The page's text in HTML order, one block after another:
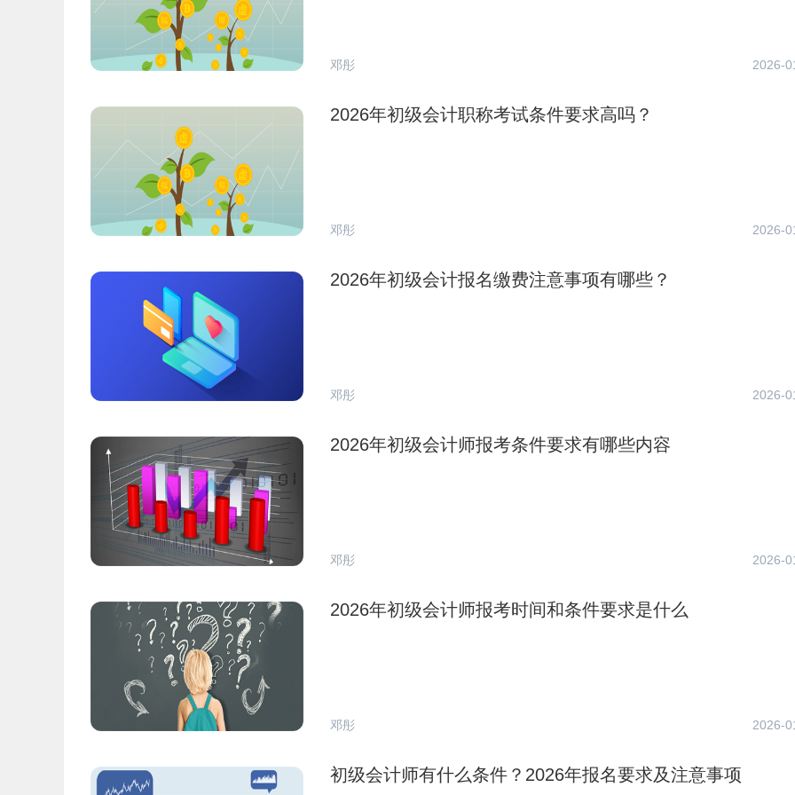
邓彤 2026-
2026年初级会计职称考试条件要求高吗？
邓彤 2026-
2026年初级会计报名缴费注意事项有哪些？
邓彤 2026-
2026年初级会计师报考条件要求有哪些内容
邓彤 2026-
2026年初级会计师报考时间和条件要求是什么
邓彤 2026-
初级会计师有什么条件？2026年报名要求及注意事项